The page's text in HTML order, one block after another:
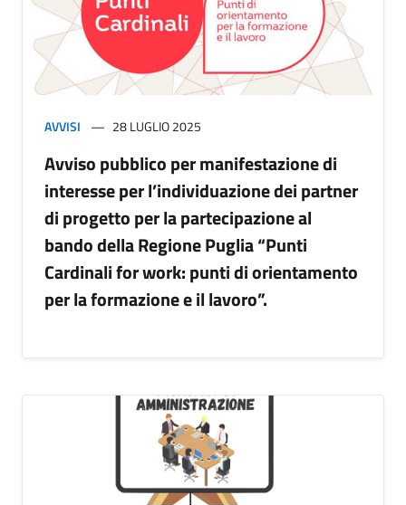
AVVISI 28 LUGLIO 2025
Avviso pubblico per manifestazione di
interesse per l’individuazione dei partner
di progetto per la partecipazione al
bando della Regione Puglia “Punti
Cardinali for work: punti di orientamento
per la formazione e il lavoro”.